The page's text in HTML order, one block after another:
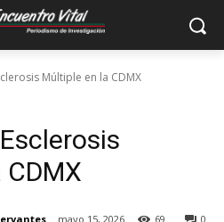
Múltiple en la CDMX
mayo 15, 2026 0
69